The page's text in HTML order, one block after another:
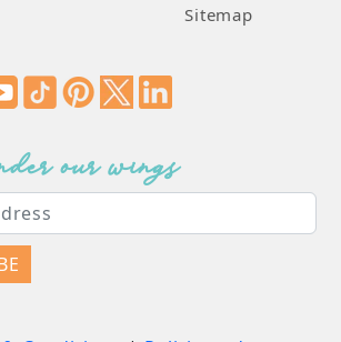
Sitemap
our wings